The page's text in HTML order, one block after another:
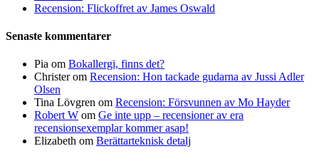
Recension: Flickoffret av James Oswald
Senaste kommentarer
Pia om Bokallergi, finns det?
Christerom Recension: Hon tackade gudarna av Jussi Adler
Olsen
Tina Lövgren om Recension: Försvunnen av Mo Hayder
Robert W om Ge inte upp – recensioner av era
recensionsexemplar kommer asap!
Elizabeth om Berättarteknisk detalj